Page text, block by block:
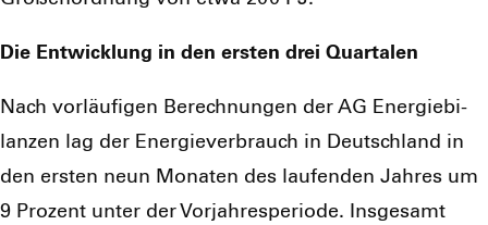
Die Ent­wick­lung in den ers­ten drei Quar­ta­len
Nach vor­läu­fi­gen Berech­nun­gen der AG Ener­gie­bi­
lan­zen lag der Ener­gie­ver­brauch in Deutsch­land in
den ers­ten neun Mona­ten des lau­fen­den Jah­res um
9 Pro­zent unter der Vor­jah­res­pe­ri­ode. Ins­ge­samt